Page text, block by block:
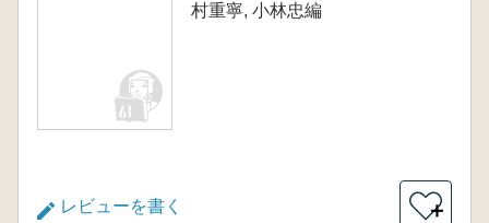
村重寧, 小林忠編
レビューを書く ＋